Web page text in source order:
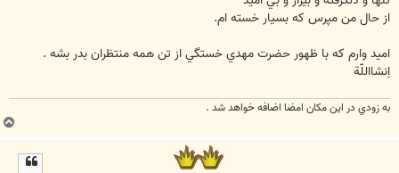
از حال من مپرس كه بسيار خسته ام.
اميد وارم كه با ظهور حضرت مهدي خستگي از تن همه منتظران بدر بشه .
اِنشااللّة
به زودي در اين مكان امضا اضافه خواهد شد .
ب
ا